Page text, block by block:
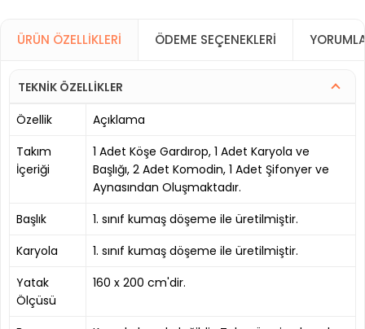
ÜRÜN ÖZELLIKLERI ÖDEME SEÇENEKLERI
TEKNİK ÖZELLİKLER
Özellik
Açıklama
Takım
İçeriği
1 Adet Köşe Gardırop, 1 Adet Karyola ve
Başlığı, 2 Adet Komodin, 1 Adet Şifonyer ve
Aynasından Oluşmaktadır.
Başlık
1. sınıf kumaş döşeme ile üretilmiştir.
Karyola
1. sınıf kumaş döşeme ile üretilmiştir.
Yatak
Ölçüsü
160 x 200 cm'dir.